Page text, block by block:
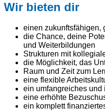
Wir bieten dir
einen zukunftsfähigen,
die Chance, deine
und Weiterbildungen
Strukturen mit
die Möglichkeit, das
Raum und Zeit zum
eine flexible
ein umfangreiches
eine erhöhte
ein komplett